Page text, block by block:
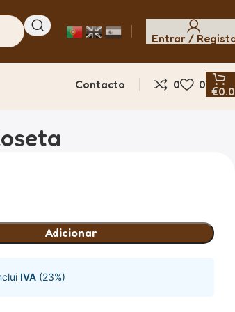
Entrar /
Contacto 0 0 €
Adicionar
IVA(23%)